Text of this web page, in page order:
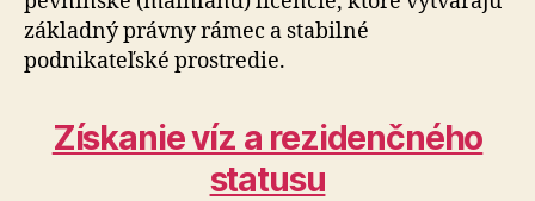
základný právny rámec a stabilné
podnikateľské prostredie.
Získanie víz a rezidenčného
statusu